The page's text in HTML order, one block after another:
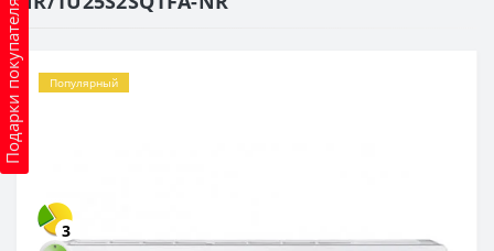
Подарки покупателям Популярный
3